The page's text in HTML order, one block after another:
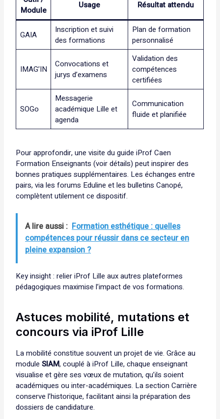
Module
Usage Résultat attendu
GAIA
Inscription et suivi
des formations
Plan de formation
personnalisé
IMAG’IN
Convocations et
jurys d’examens
Validation des
compétences
certifiées
SOGo
Messagerie
académique Lille et
agenda
Communication
fluide et planifiée
Pour approfondir, une visite du guide iProf Caen
Formation Enseignants (voir détails) peut inspirer des
bonnes pratiques supplémentaires. Les échanges entre
pairs, via les forums Eduline et les bulletins Canopé,
complètent utilement ce dispositif.
A lire aussi : Formation esthétique : quelles
compétences pour réussir dans ce secteur en
pleine expansion ?
Key insight : relier iProf Lille aux autres plateformes
pédagogiques maximise l’impact de vos formations.
Astuces mobilité, mutations et
concours via iProf Lille
La mobilité constitue souvent un projet de vie. Grâce au
moduleSIAM, couplé à iProf Lille, chaque enseignant
visualise et gère ses vœux de mutation, qu’ils soient
académiques ou inter-académiques. La section Carrière
conserve l’historique, facilitant ainsi la préparation des
dossiers de candidature.